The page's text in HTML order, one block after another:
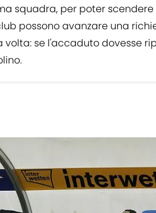
squadra, per poter scendere
possono avanzare una
volta: se l'accaduto dovesse